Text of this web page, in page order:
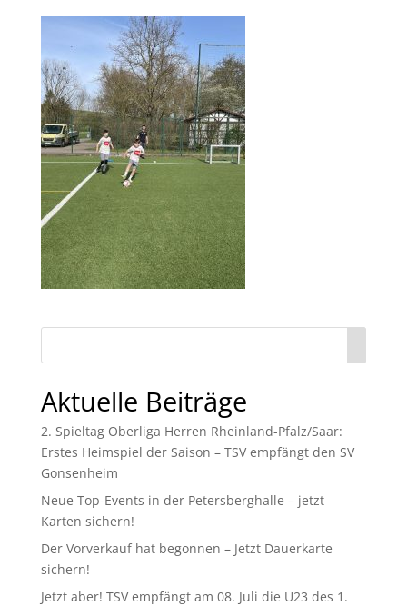
Aktuelle Beiträge
2. Spieltag Oberliga Herren Rheinland-Pfalz/Saar:
Erstes Heimspiel der Saison – TSV empfängt den SV
Gonsenheim
Neue Top-Events in der Petersberghalle – jetzt
Karten sichern!
Der Vorverkauf hat begonnen – Jetzt Dauerkarte
sichern!
Jetzt aber! TSV empfängt am 08. Juli die U23 des 1.